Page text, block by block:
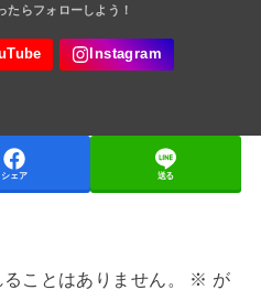
シェア 送る
ことはありません。 ※ が